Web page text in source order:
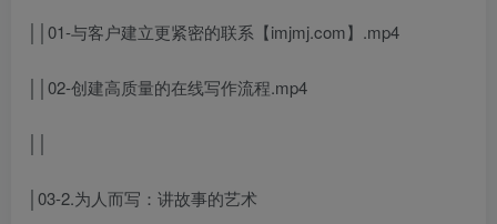
││01-与客户建立更紧密的联系【imjmj.com】.mp4
││02-创建高质量的在线写作流程.mp4
│03-2.为人而写：讲故事的艺术